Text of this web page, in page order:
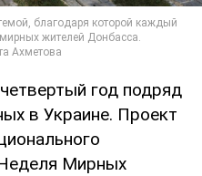
год подряд
в Украине. Проект
Мирных